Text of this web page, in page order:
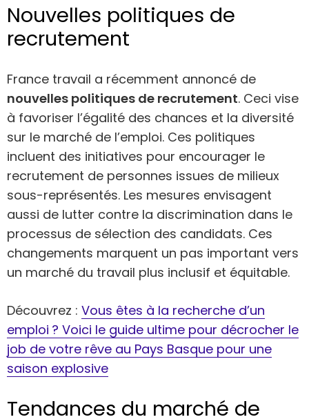
Nouvelles politiques de
recrutement
France travail a récemment annoncé de
nouvelles politiques de recrutement. Ceci vise
à favoriser l’égalité des chances et la diversité
sur le marché de l’emploi. Ces politiques
incluent des initiatives pour encourager le
recrutement de personnes issues de milieux
sous-représentés. Les mesures envisagent
aussi de lutter contre la discrimination dans le
processus de sélection des candidats. Ces
changements marquent un pas important vers
un marché du travail plus inclusif et équitable.
Découvrez : Vous êtes à la recherche d’un
emploi ? Voici le guide ultime pour décrocher le
job de votre rêve au Pays Basque pour une
saison explosive
Tendances du marché de